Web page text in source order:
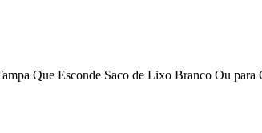
Que Esconde Saco de Lixo Branco Ou para